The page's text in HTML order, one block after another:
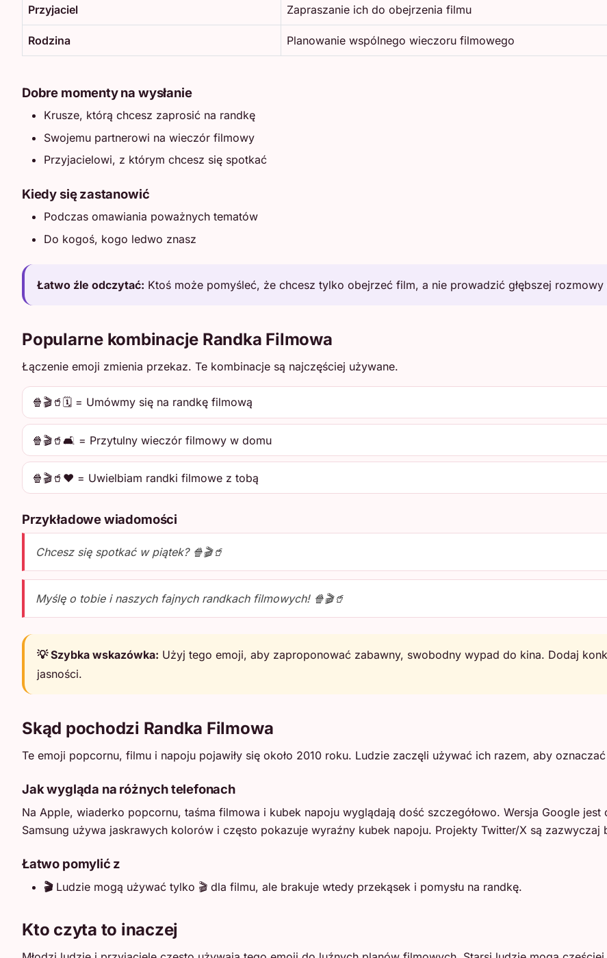
Przyjaciel Zapraszanie ich do obejrzenia filmu
Rodzina Planowanie wspólnego wieczoru filmowego
Dobre momenty na wysłanie
Krusze, którą chcesz zaprosić na randkę
Swojemu partnerowi na wieczór filmowy
Przyjacielowi, z którym chcesz się spotkać
Kiedy się zastanowić
Podczas omawiania poważnych tematów
Do kogoś, kogo ledwo znasz
Łatwo źle odczytać: Ktoś może pomyśleć, że chcesz tylko obejrzeć film, a nie prowadzić głębszej
Popularne kombinacje Randka Filmowa
Łączenie emoji zmienia przekaz. Te kombinacje są najczęściej używane.
🍿🎬🥤🗓️ = Umówmy się na randkę filmową
🍿🎬🥤🛋️ = Przytulny wieczór filmowy w domu
🍿🎬🥤❤️ = Uwielbiam randki filmowe z tobą
Przykładowe wiadomości
Chcesz się spotkać w piątek? 🍿🎬🥤
Myślę o tobie i naszych fajnych randkach filmowych! 🍿🎬🥤
💡 Szybka wskazówka: Użyj tego emoji, aby zaproponować zabawny, swobodny wypad do kina. Dodaj
jasności.
Skąd pochodzi Randka Filmowa
Te emoji popcornu, filmu i napoju pojawiły się około 2010 roku. Ludzie zaczęli używać ich razem, aby
Jak wygląda na różnych telefonach
Na Apple, wiaderko popcornu, taśma filmowa i kubek napoju wyglądają dość szczegółowo. Wersja Google
Samsung używa jaskrawych kolorów i często pokazuje wyraźny kubek napoju. Projekty Twitter/X są zazwyczaj
Łatwo pomylić z
🎬Ludzie mogą używać tylko 🎬 dla filmu, ale brakuje wtedy przekąsek i pomysłu na randkę.
Kto czyta to inaczej